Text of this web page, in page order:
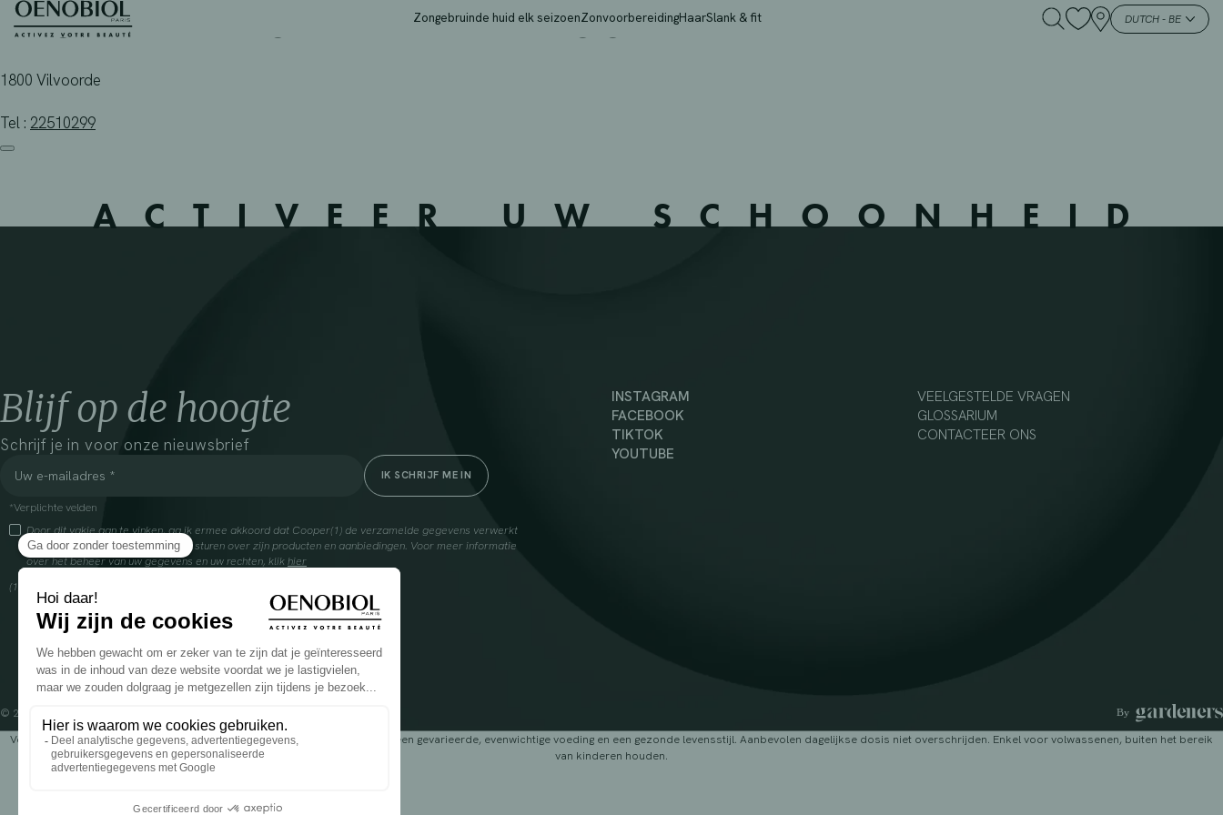
Skip
Zongebruinde huid elk seizoenZonvoorbereidingHaarSlank & fit DUTCH - BE
APOTHEEK 4 FONTEINEN – VILVOORDE – 238802
1800 Vilvoorde
Tel : 22510299
ACTIVEER UW SCHOONHEID
Blijf op de hoogte
Schrijf je in voor onze nieuwsbrief
*Verplichte velden
Door dit vakje aan te vinken, ga ik ermee akkoord dat Cooper(1) de verzamelde gegevens verwerkt
om mij commerciële informatie te sturen over zijn producten en aanbiedingen. Voor meer informatie
over het beheer van uw gegevens en uw rechten, klikhier
(1) Coopération pharmaceutique Française, RCS Melun 399 227 636
INSTAGRAM
FACEBOOK
TIKTOK
YOUTUBE
VEELGESTELDE VRAGEN
GLOSSARIUM
CONTACTEER ONS
© 2024 OENOBIOL PARIS
Voedingssupplement dat moet worden geconsumeerd als onderdeel van een gevarieerde, evenwichtige voeding en een gezonde levensstijl. Aanbevolen dagelijkse dosis niet overschrijden. Enkel voor volwassenen, buiten het bereik
van kinderen houden.